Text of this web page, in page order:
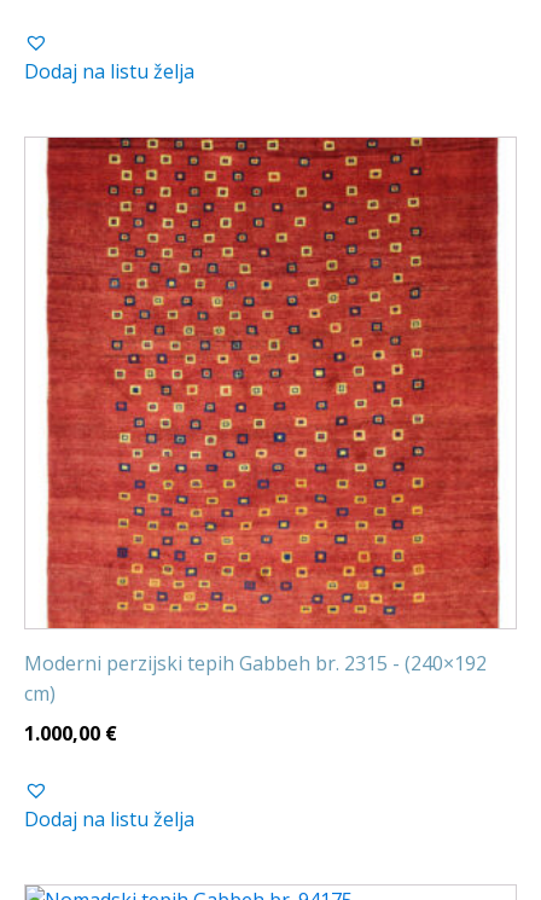
Dodaj na listu želja
Moderni perzijski tepih Gabbeh br. 2315 - (240×192
cm)
1.000,00 €
Dodaj na listu želja